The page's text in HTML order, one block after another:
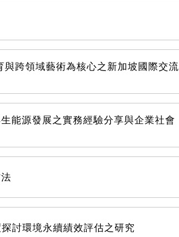
與跨領域藝術為核心之新加坡國際交流
能源發展之實務經驗分享與企業社會
討環境永續績效評估之研究